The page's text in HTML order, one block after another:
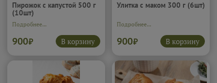
Пирожок с капустой 500 г
(10шт)
Подробнее...
900₽ В корзину
Улитка с маком 300 г (6шт)
Подробнее...
900₽ В корзину